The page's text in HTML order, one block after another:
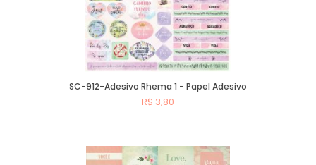
SC-912-Adesivo Rhema 1 - Papel Adesivo
R$ 3,80